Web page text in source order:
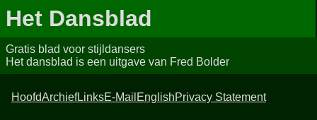
Het Dansblad
Gratis blad voor stijldansers
Het dansblad is een uitgave van Fred Bolder
HoofdArchiefLinksE-Mail EnglishPrivacy Statement